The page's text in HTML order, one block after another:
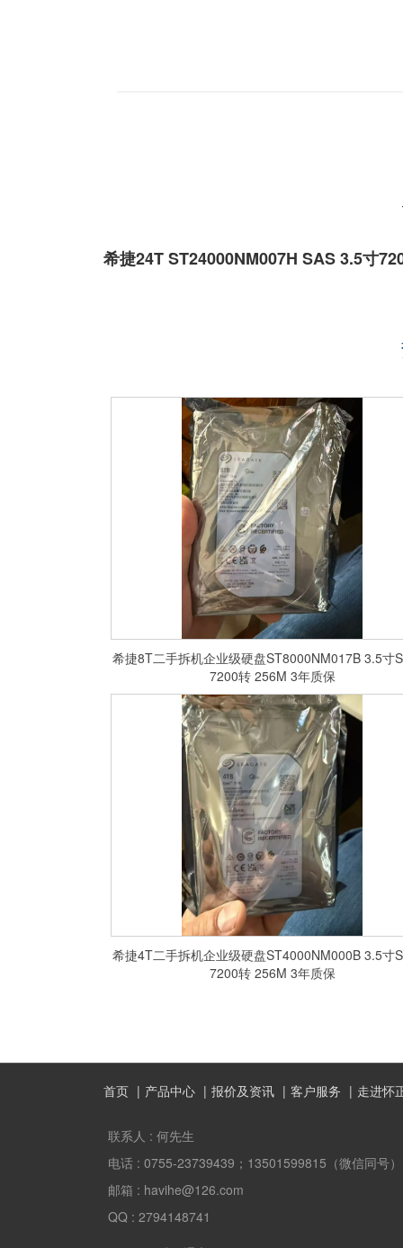
希捷24T ST24000NM007H SAS 3.5寸
希捷8T二手拆机企业级硬盘ST8000NM017B 3.5寸
7200转 256M 3年质保
希捷4T二手拆机企业级硬盘ST4000NM000B 3.5寸
7200转 256M 3年质保
首页 产品中心 报价及资讯 客户服务 走进怀
联系人 : 何先生
电话 : 0755-23739439；13501599815（微信同号）
邮箱 : havihe@126.com
QQ : 2794148741